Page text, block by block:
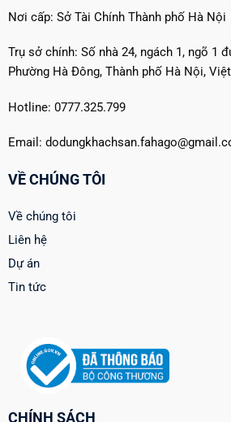
Nơi cấp: Sở Tài Chính Thành phố Hà Nội
Trụ sở chính: Số nhà 24, ngách 1, ngõ 1
Phường Hà Đông, Thành phố Hà Nội,
Hotline: 0777.325.799
Email:
VỀ CHÚNG TÔI
Về chúng tôi
Liên hệ
Dự án
Tin tức
CHÍNH SÁCH